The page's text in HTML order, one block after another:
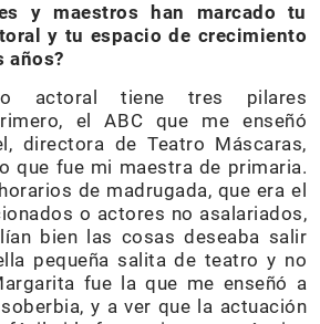
y maestros han marcado tu
y tu espacio de crecimiento
años?
actoral tiene tres pilares
el ABC que me enseñó
directora de Teatro Máscaras,
que fue mi maestra de primaria.
de madrugada, que era el
o actores no asalariados,
bien las cosas deseaba salir
pequeña salita de teatro y no
fue la que me enseñó a
y a ver que la actuación